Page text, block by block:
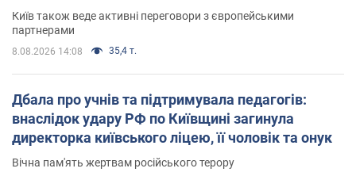
Київ також веде активні переговори з європейськими
партнерами
8.08.2026 14:08 35,4 т.
Дбала про учнів та підтримувала педагогів:
внаслідок удару РФ по Київщині загинула
директорка київського ліцею, її чоловік та онук
Вічна пам'ять жертвам російського терору